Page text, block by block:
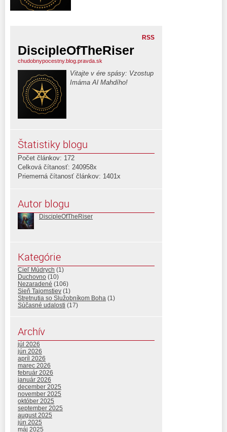
RSS
DiscipleOfTheRiser
chudobnypocestny.blog.pravda.sk
Vitajte v ére spásy: Vzostup
Imáma Al Mahdího!
Štatistiky blogu
Počet článkov: 172
Celková čítanosť: 240958x
Priemerná čítanosť článkov: 1401x
Autor blogu
DiscipleOfTheRiser
Kategórie
Cieľ Múdrych (1)
Duchovno (10)
Nezaradené (106)
Sieň Tajomstiev (1)
Stretnutia so Služobníkom Boha (1)
Súčasné udalosti (17)
Archív
júl 2026
jún 2026
apríl 2026
marec 2026
február 2026
január 2026
december 2025
november 2025
október 2025
september 2025
august 2025
jún 2025
máj 2025